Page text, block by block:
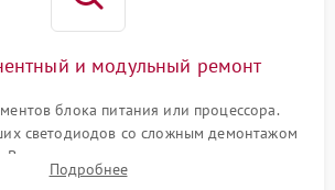
и модульный ремонт
блока питания или процессора.
светодиодов со сложным демонтажом
Восстановление поврежденных дорожек,
микросхем памяти EEPROM
Подробнее